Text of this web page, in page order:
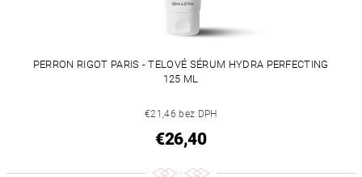
PERRON RIGOT PARIS - TELOVÉ SÉRUM HYDRA PERFECTING
125 ML
€21,46 bez DPH
€26,40